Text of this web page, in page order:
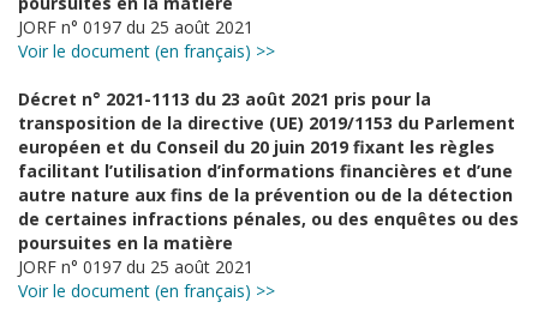
JORF n° 0197 du 25 août 2021
Voir le document (en français) >>
Décret n° 2021-1113 du 23 août 2021 pris pour la
transposition de la directive (UE) 2019/1153 du Parlement
européen et du Conseil du 20 juin 2019 fixant les règles
facilitant l’utilisation d’informations financières et d’une
autre nature aux fins de la prévention ou de la détection
de certaines infractions pénales, ou des enquêtes ou des
poursuites en la matière
JORF n° 0197 du 25 août 2021
Voir le document (en français) >>